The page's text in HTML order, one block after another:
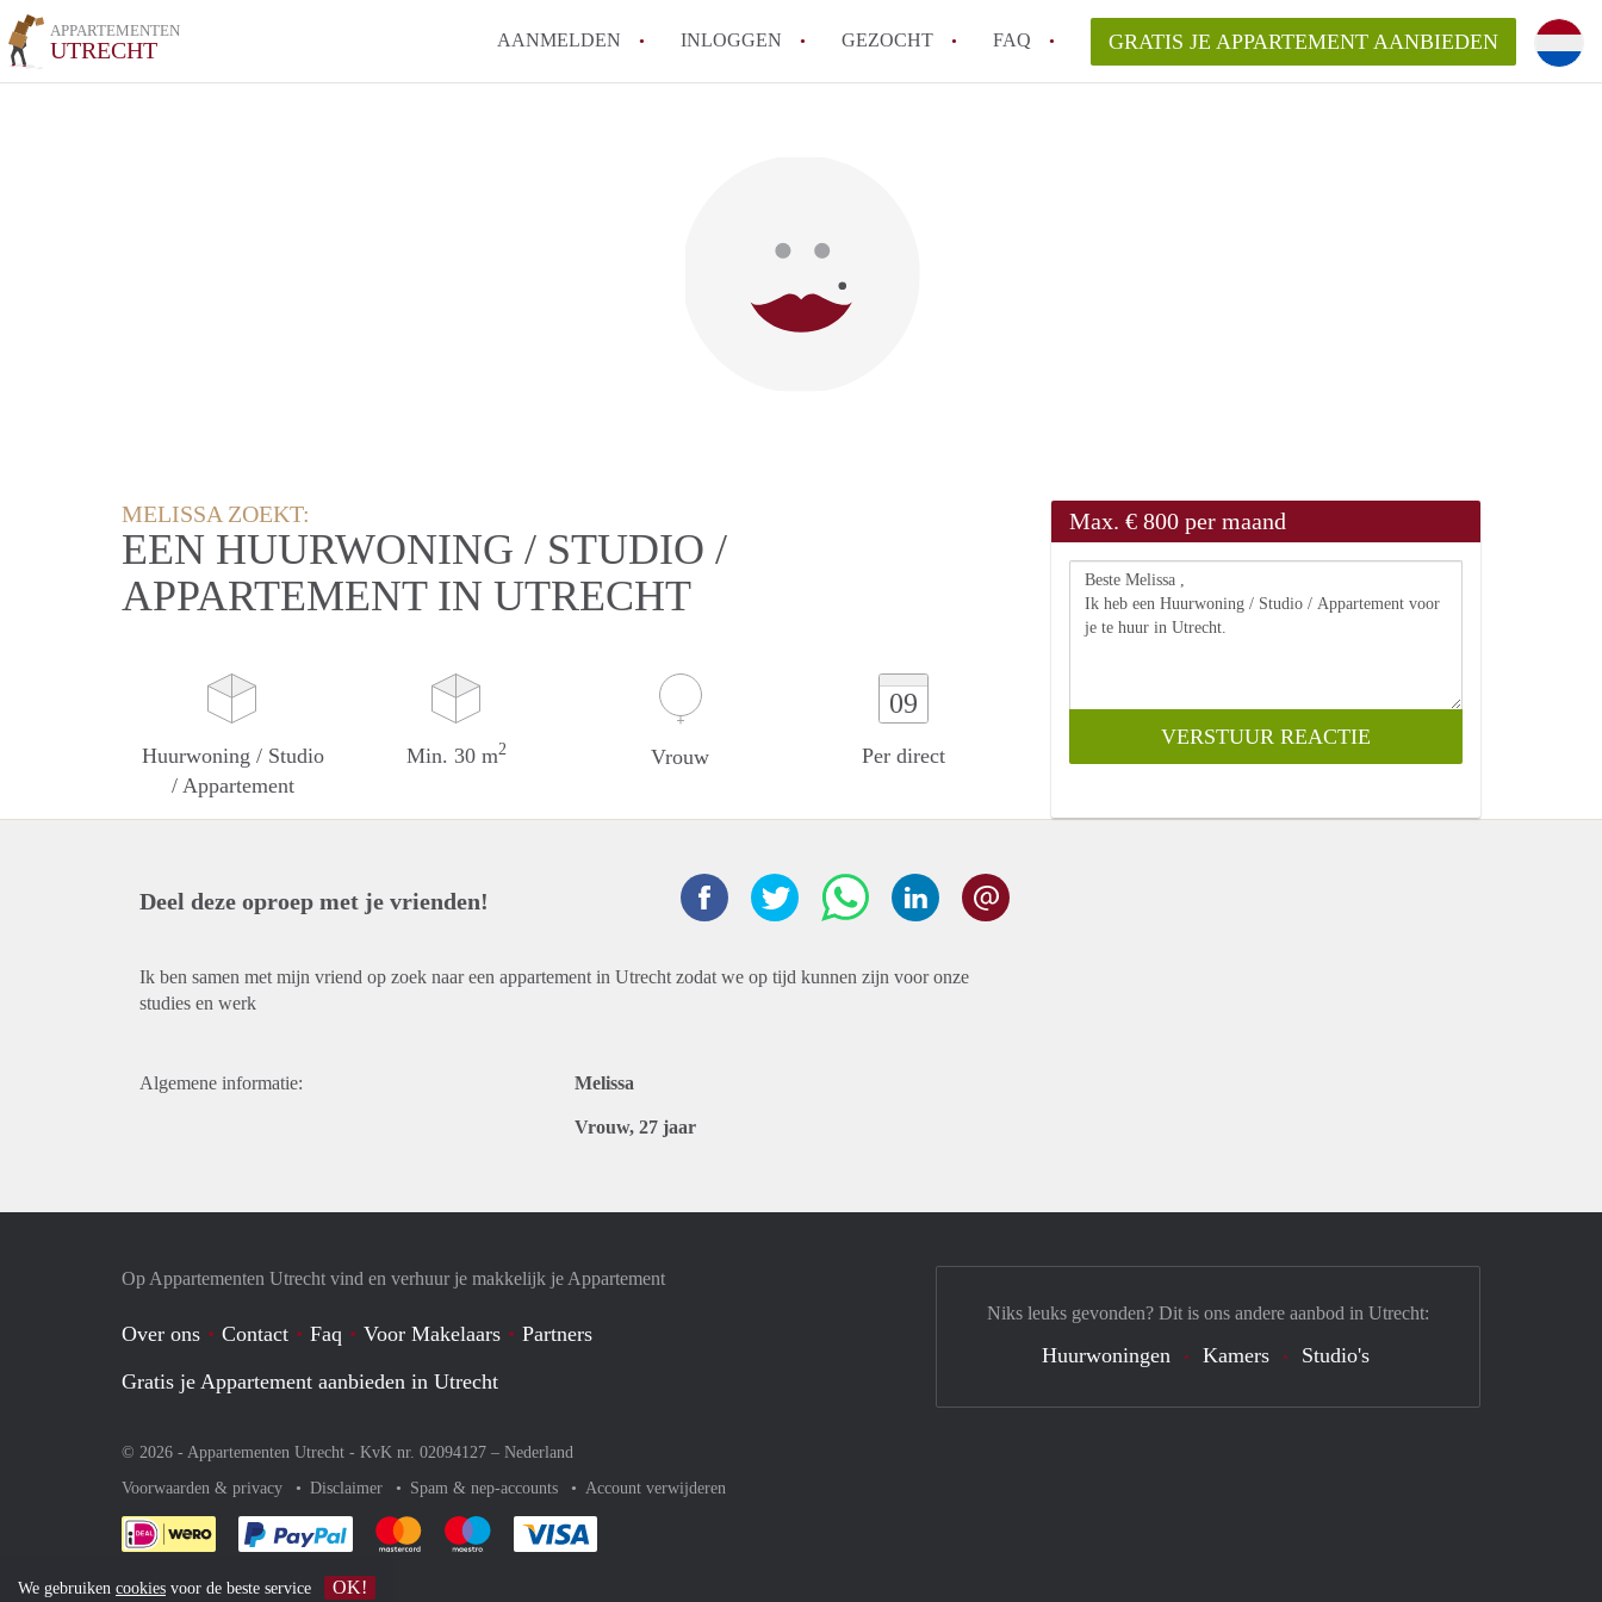
APPARTEMENTEN
UTRECHT AANMELDEN INLOGGEN GEZOCHT FAQ
Berekent AppartementenUtrecht
makelaarsvergoeding/bemiddelingsvergoeding?
Is AppartementenUtrecht verantwoordelijk voor het aangeboden
GRATIS JE APPARTEMENT AANBIEDEN
MELISSA ZOEKT:
EEN HUURWONING / STUDIO /
APPARTEMENT IN UTRECHT
Huurwoning / Studio
/ Appartement
Min. 30 m2 Vrouw
09
Per direct
Max. € 800 per maand
Deel deze oproep met je vrienden!
Ik ben samen met mijn vriend op zoek naar een appartement in Utrecht zodat we op tijd kunnen zijn voor onze
studies en werk
Algemene informatie: Melissa
Vrouw, 27 jaar
Op Appartementen Utrecht vind en verhuur je makkelijk je Appartement
Over ons Contact Faq Voor Makelaars
Partners
Gratis je Appartement aanbieden in Utrecht
© 2026 - Appartementen Utrecht - KvK nr. 02094127 – Nederland
Voorwaarden & privacy
Disclaimer Spam & nep-accounts Account verwijderen
Je rekent gemakkelijk af met Paypal
Je rekent gemakkelijk af met Mastercard
Je rekent gemakkelijk af met Meastro
Niks leuks gevonden? Dit is ons andere aanbod in Utrecht:
Huurwoningen Kamers Studio's
We gebruiken cookies voor de beste service OK!